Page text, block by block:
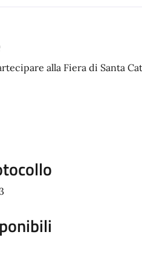
alla Fiera di Santa